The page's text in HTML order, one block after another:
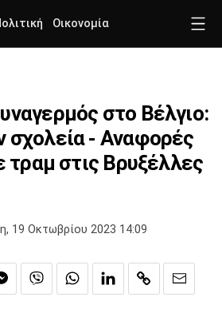
Οικονομία
στο Βέλγιο:
σχολεία - Αναφορές
τραμ στις Βρυξέλλες
19 Οκτωβρίου 2023 14:09